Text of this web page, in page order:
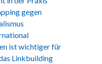
gegen
ist wichtiger für
Linkbuilding